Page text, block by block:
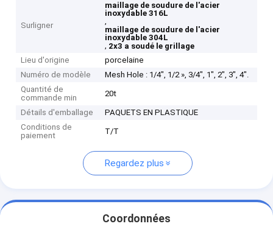
Surligner
maillage de soudure de l'acier
inoxydable 316L
,
maillage de soudure de l'acier
inoxydable 304L
, 2x3 a soudé le grillage
Lieu d'origine
porcelaine
Numéro de modèle
Mesh Hole : 1/4", 1/2 », 3/4", 1", 2", 3", 4".
Quantité de
commande min
20t
Détails d'emballage
PAQUETS EN PLASTIQUE
Conditions de
paiement
T/T
Regardez plus
Coordonnées